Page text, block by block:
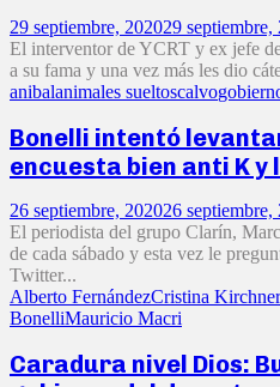
29 septiembre, 202029 septiembre,
El interventor de YCRT y ex jefe
a su fama y una vez más les dio
anibalanimales sueltoscalvo
Bonelli intentó
encuesta bien anti K y
26 septiembre, 202026 septiembre,
El periodista del grupo Clarín,
de cada sábado y esta vez le
Twitter...
Alberto FernándezCristina Kirchner
BonelliMauricio Macri
Caradura nivel Dios: